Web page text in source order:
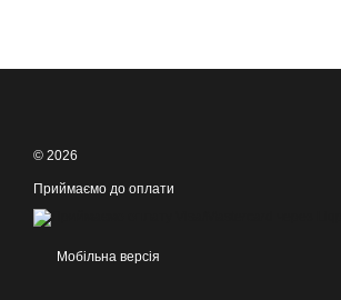
© 2026
Приймаємо до оплати
Мобільна версія